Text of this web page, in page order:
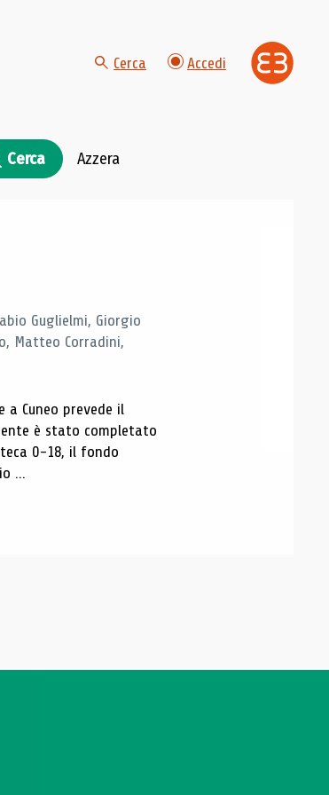
Cerca Accedi
Cerca Azzera
Guglielmi, Giorgio
Matteo Corradini,
Cuneo prevede il
è stato completato
0-18, il fondo
...